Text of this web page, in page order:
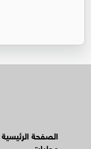
الصفحة الرئيسية